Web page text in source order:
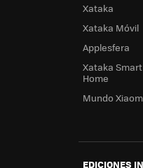
Xataka
Xataka Móvil
Applesfera
Xataka Smart
Home
Mundo
EDICIONES